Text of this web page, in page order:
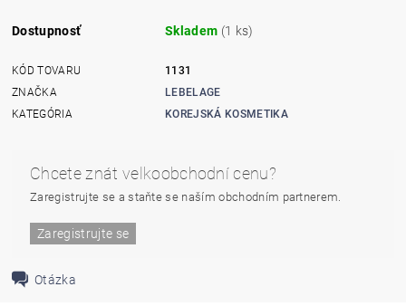
Dostupnosť Skladem (1 ks)
KÓD TOVARU
1131
ZNAČKA
LEBELAGE
KATEGÓRIA
KOREJSKÁ KOSMETIKA
Chcete znát velkoobchodní cenu?
Zaregistrujte se a staňte se naším obchodním partnerem.
Zaregistrujte se
Otázka